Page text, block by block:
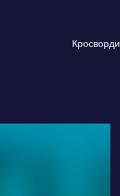
Кросворди